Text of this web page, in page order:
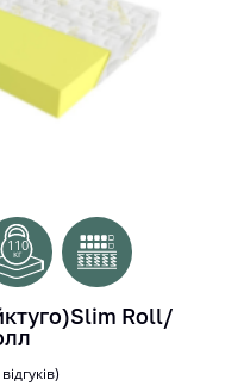
110
кг
Roll/